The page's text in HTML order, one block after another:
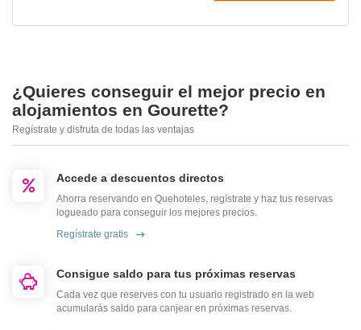
¿Quieres conseguir el mejor precio en
alojamientos en Gourette?
Regístrate y disfruta de todas las ventajas
Accede a descuentos directos
Ahorra reservando en Quehoteles, regístrate y haz tus reservas
logueado para conseguir los mejores precios.
Regístrate gratis
Consigue saldo para tus próximas reservas
Cada vez que reserves con tu usuario registrado en la web
acumularás saldo para canjear en próximas reservas.